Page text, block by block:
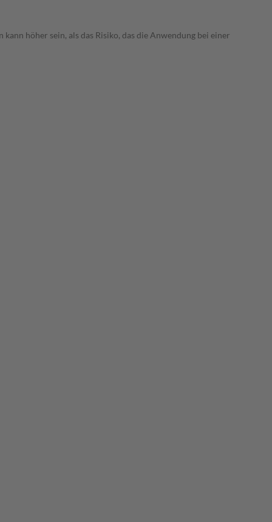
höher sein, als das Risiko, das die Anwendung bei einer